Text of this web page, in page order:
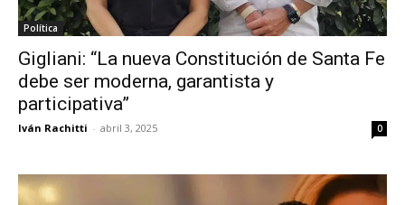
Política
Gigliani: “La nueva Constitución de Santa Fe
debe ser moderna, garantista y
participativa”
Iván Rachitti - abril 3, 2025 0